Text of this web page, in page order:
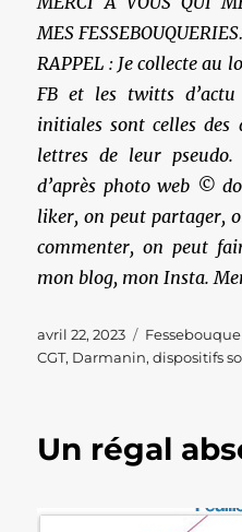
MES
RAPPEL : Je collecte au
FB et les twitts
initiales sont celles des
lettres de leur
d’après photo web ©
liker, on peut partager,
commenter, on peut
mon blog, mon Insta.
Publié
le
avril 22, 2023 Catégories
CGT, Darmanin,dispositifs
Un régal